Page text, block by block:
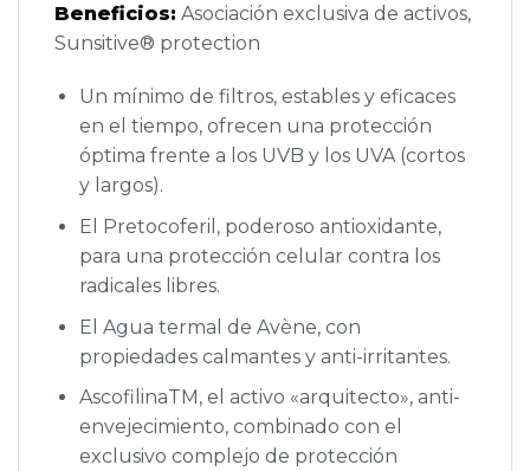
Beneficios: Asociación exclusiva de activos,
Sunsitive® protection
Un mínimo de filtros, estables y eficaces
en el tiempo, ofrecen una protección
óptima frente a los UVB y los UVA (cortos
y largos).
El Pretocoferil, poderoso antioxidante,
para una protección celular contra los
radicales libres.
El Agua termal de Avène, con
propiedades calmantes y anti-irritantes.
AscofilinaTM, el activo «arquitecto», anti-
envejecimiento, combinado con el
exclusivo complejo de protección